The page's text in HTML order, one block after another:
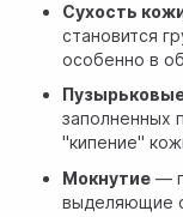
Сухость
становится
особенно в
заполненных
"кипение"
Мокнутие —
выделяющие